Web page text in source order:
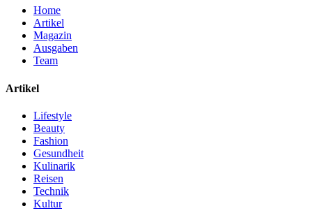
Home
Artikel
Magazin
Ausgaben
Team
Artikel
Lifestyle
Beauty
Fashion
Gesundheit
Kulinarik
Reisen
Technik
Kultur